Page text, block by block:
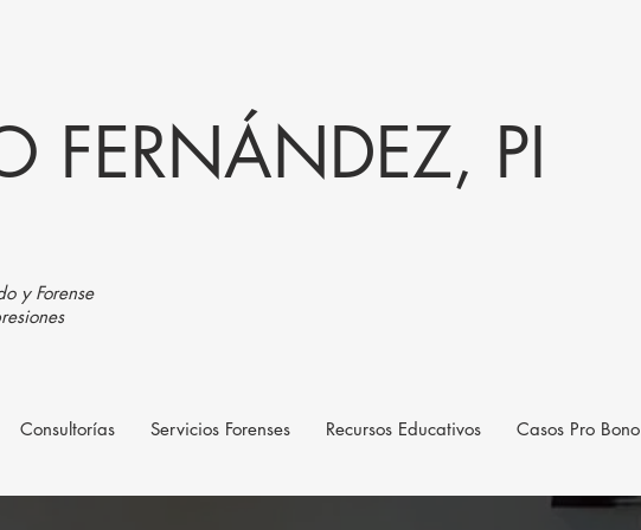
FERNÁNDEZ, PI
y Forense
Consultorías Servicios Forenses Recursos Educativos Casos Pro Bono